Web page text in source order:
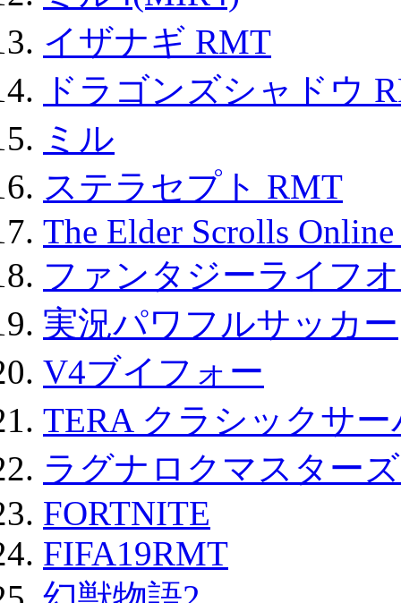
イザナギ RMT
ドラゴンズシャドウ
ミル
ステラセプト RMT
The Elder Scrolls
ファンタジーライフ
実況パワフルサッカー
V4ブイフォー
TERA クラシックサ
ラグナロクマスター
FORTNITE
FIFA19RMT